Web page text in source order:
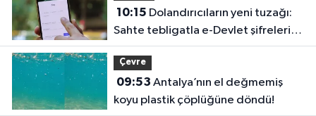
10:15
Sahte tebligatla e-Devlet şifrelerini
çalıyorlar
Çevre
09:53
koyu plastik çöplüğüne döndü!